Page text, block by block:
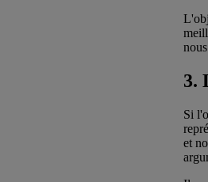
3.
Si
et